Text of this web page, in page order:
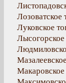
Лозоватское
Луковское
Макаровское